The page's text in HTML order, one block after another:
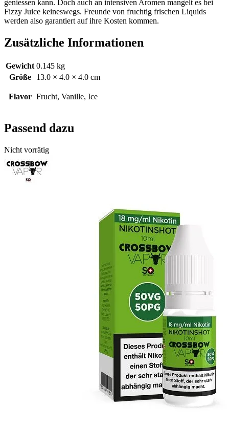
geniessen kann. Doch auch an intensiven Aromen mangelt es bei
Fizzy Juice keineswegs. Freunde von fruchtig frischen Liquids
werden also garantiert auf ihre Kosten kommen.
Zusätzliche Informationen
Gewicht 0.145 kg
Größe
13.0 × 4.0 × 4.0 cm
Flavor Frucht, Vanille, Ice
Passend dazu
Nicht vorrätig